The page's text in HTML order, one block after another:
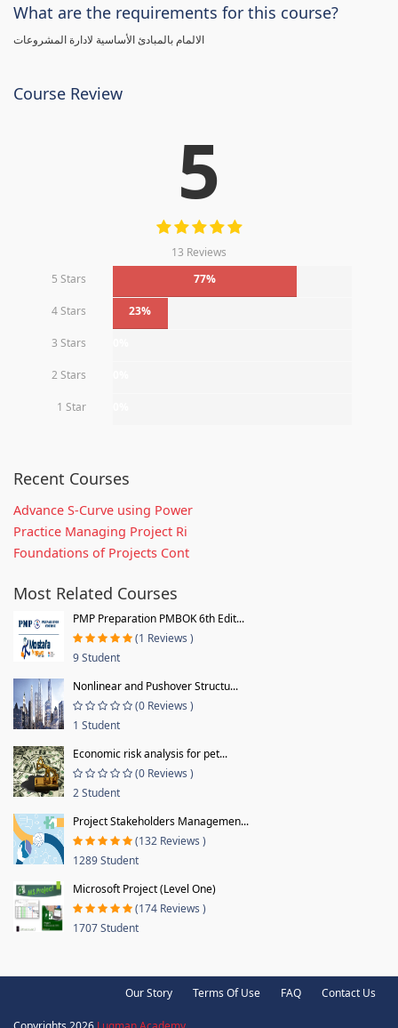
What are the requirements for this course?
الالمام بالمبادئ الأساسية لادارة المشروعات
Course Review
5
13 Reviews
5 Stars
77%
4 Stars 23%
3 Stars
2 Stars
1 Star
Recent Courses
Advance S-Curve using Power
Practice Managing Project Ri
Foundations of Projects Cont
Most Related Courses
PMP Preparation PMBOK 6th Edit...
(1 Reviews )
9 Student
Nonlinear and Pushover Structu...
(0 Reviews )
1 Student
Economic risk analysis for pet...
(0 Reviews )
2 Student
Project Stakeholders Managemen...
(132 Reviews )
1289 Student
Microsoft Project (Level One)
(174 Reviews )
1707 Student
Our Story Terms Of Use FAQ Contact Us